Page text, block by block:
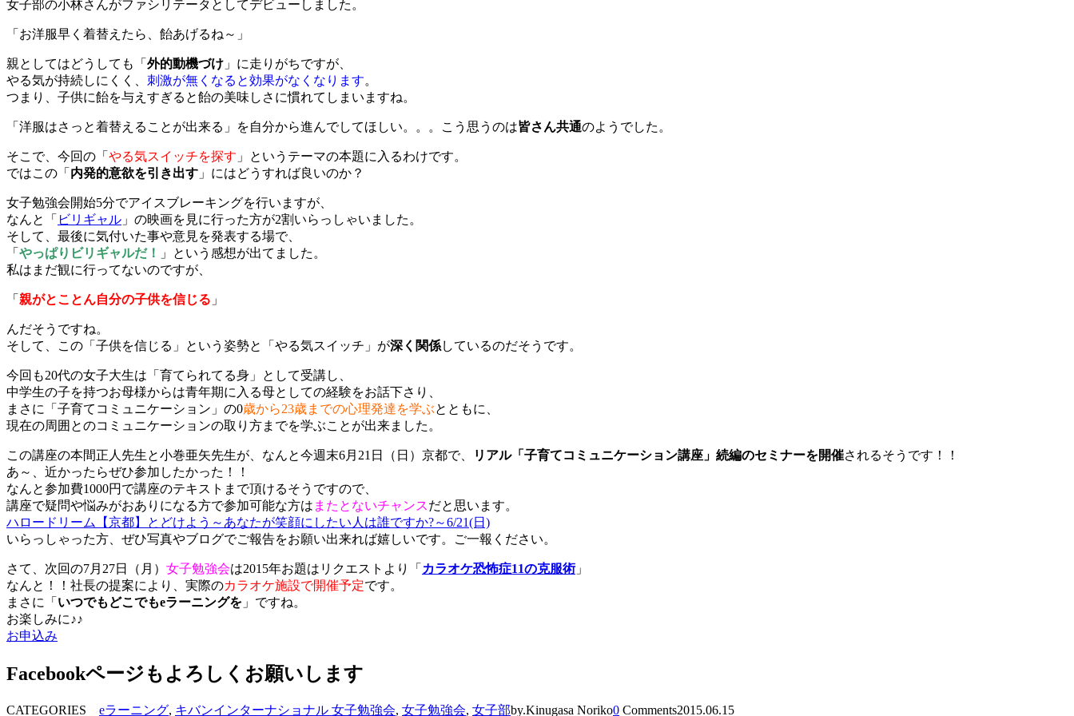
女子部の小林さんがファシリテータとしてデビューしました。
「お洋服早く着替えたら、飴あげるね～」
親としてはどうしても「 外的動機づけ 」に走りがちですが、
やる気が持続しにくく、 刺激が無くなると効果がなくなります。
つまり、子供に飴を与えすぎると飴の美味しさに慣れてしまいますね。
「洋服はさっと着替えることが出来る」を自分から進んでしてほしい。。。こう思うのは皆さん共通のようでした。
そこで、今回の「 やる気スイッチを探す 」というテーマの本題に入るわけです。
ではこの「 内発的意欲を引き出す 」にはどうすれば良いのか？
女子勉強会開始5分でアイスブレーキングを行いますが、
なんと「 ビリギャル 」の映画を見に行った方が2割いらっしゃいました。
そして、最後に気付いた事や意見を発表する場で、
「 やっぱりビリギャルだ！
」という感想が出てました。
私はまだ観に行ってないのですが、
「 親がとことん自分の子供を信じる 」
んだそうですね。
そして、この「子供を信じる」という姿勢と「やる気スイッチ」が深く関係しているのだそうです。
今回も20代の女子大生は「育てられてる身」として受講し、
中学生の子を持つお母様からは青年期に入る母としての経験をお話下さり、
まさに「子育てコミュニケーション」の0歳から23歳までの心理発達を学ぶとともに、
現在の周囲とのコミュニケーションの取り方までを学ぶことが出来ました。
この講座の本間正人先生と小巻亜矢先生が、なんと今週末6月21日（日）京都で、 リアル「子育てコミュニケーション講座」続編のセミナーを開催されるそうです！！
あ～、近かったらぜひ参加したかった！！
なんと参加費1000円で講座のテキストまで頂けるそうですので、
講座で疑問や悩みがおありになる方で参加可能な方は またとないチャンスだと思います。
ハロードリーム【京都】とどけよう～あなたが笑顔にしたい人は誰ですか?～6/21(日)
いらっしゃった方、ぜひ写真やブログでご報告をお願い出来れば嬉しいです。ご一報ください。
さて、次回の7月27日（月） 女子勉強会は2015年お題はリクエストより「 カラオケ恐怖症11の克服術」
なんと！！社長の提案により、実際のカラオケ施設で開催予定です。
まさに「 いつでもどこでもeラーニングを 」ですね。
お楽しみに♪♪
お申込み
Facebookページもよろしくお願いします
CATEGORIES eラーニング, キバンインターナショナル 女子勉強会, 女子勉強会, 女子部by.Kinugasa Noriko0 Comments2015.06.15